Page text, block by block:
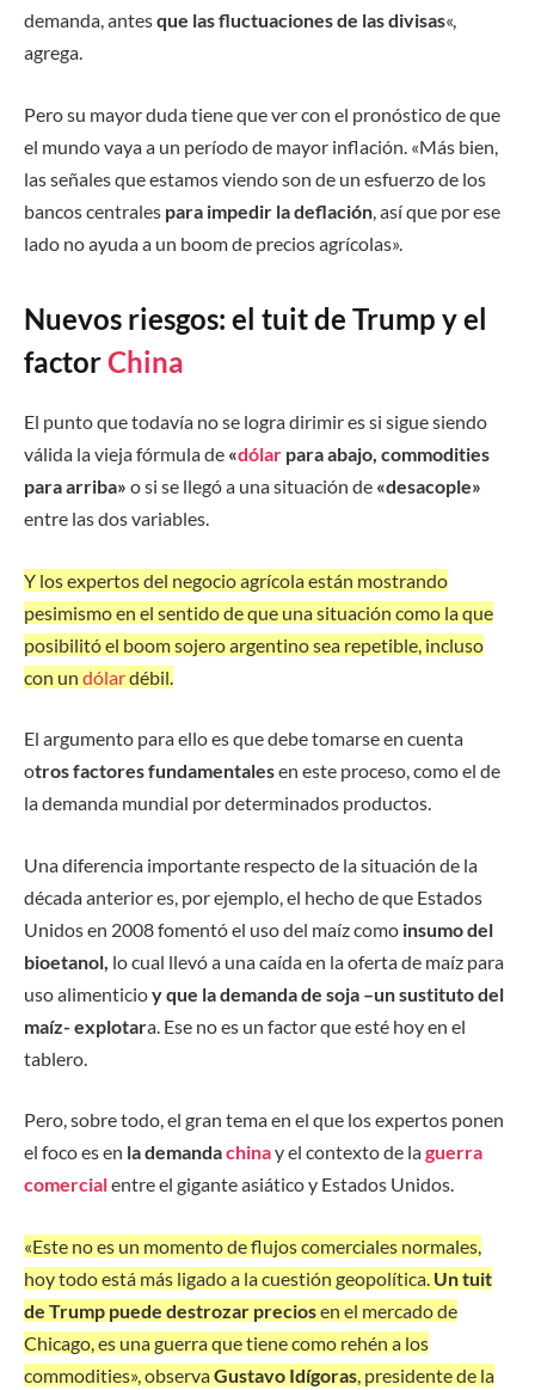
demanda, antesque las fluctuaciones de las divisas«,
agrega.
Pero su mayor duda tiene que ver con el pronóstico de que
el mundo vaya a un período de mayor inflación. «Más bien,
las señales que estamos viendo son de un esfuerzo de los
bancos centrales para impedir la deflación , así que por ese
lado no ayuda a un boom de precios agrícolas».
Nuevos riesgos: el tuit de Trump y el
factorChina
El punto que todavía no se logra dirimir es si sigue siendo
válida la vieja fórmula de «dólar para abajo, commodities
para arriba» o si se llegó a una situación de «desacople»
entre las dos variables.
Y los expertos del negocio agrícola están mostrando
pesimismo en el sentido de que una situación como la que
posibilitó el boom sojero argentino sea repetible, incluso
con un dólardébil.
El argumento para ello es que debe tomarse en cuenta
otros factores fundamentalesen este proceso, como el de
la demanda mundial por determinados productos.
Una diferencia importante respecto de la situación de la
década anterior es, por ejemplo, el hecho de que Estados
Unidos en 2008 fomentó el uso del maíz como insumo del
bioetanol, lo cual llevó a una caída en la oferta de maíz para
uso alimenticioy que la demanda de soja –un sustituto del
maíz- explotara. Ese no es un factor que esté hoy en el
tablero.
Pero, sobre todo, el gran tema en el que los expertos ponen
el foco es en la demandachinay el contexto de laguerra
comercialentre el gigante asiático y Estados Unidos.
«Este no es un momento de flujos comerciales normales,
hoy todo está más ligado a la cuestión geopolítica. Un tuit
de Trump puede destrozar preciosen el mercado de
Chicago, es una guerra que tiene como rehén a los
commodities», observaGustavo Idígoras, presidente de la